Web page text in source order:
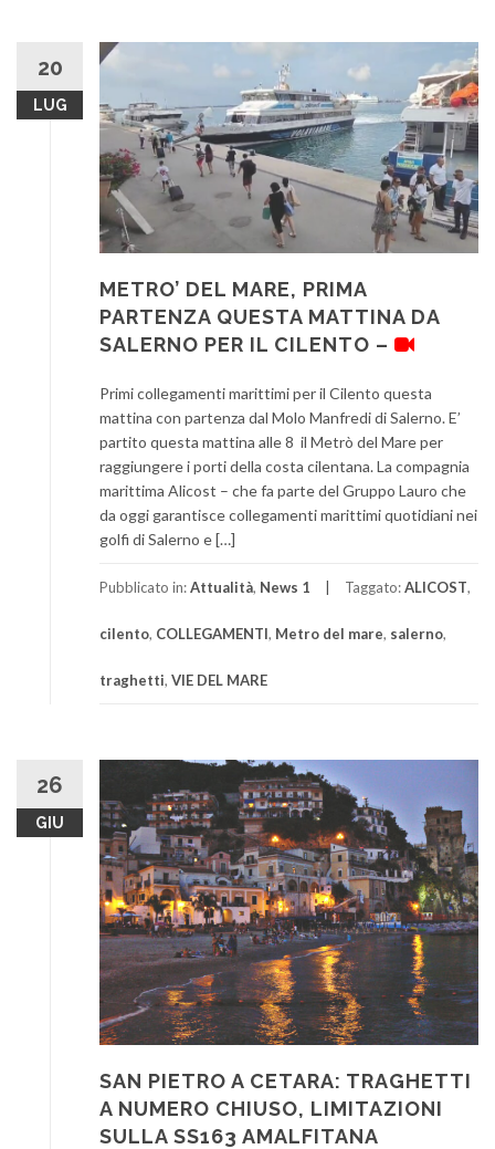
20
LUG
METRO’ DEL MARE, PRIMA
PARTENZA QUESTA MATTINA DA
SALERNO PER IL CILENTO –
Primi collegamenti marittimi per il Cilento questa
mattina con partenza dal Molo Manfredi di Salerno. E’
partito questa mattina alle 8 il Metrò del Mare per
raggiungere i porti della costa cilentana. La compagnia
marittima Alicost – che fa parte del Gruppo Lauro che
da oggi garantisce collegamenti marittimi quotidiani nei
golfi di Salerno e […]
Pubblicato in:Attualità, News 1 Taggato:ALICOST,
cilento, COLLEGAMENTI, Metro del mare, salerno,
traghetti, VIE DEL MARE
26
GIU
SAN PIETRO A CETARA: TRAGHETTI
A NUMERO CHIUSO, LIMITAZIONI
SULLA SS163 AMALFITANA